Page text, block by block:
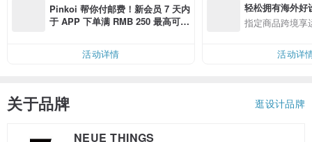
Pinkoi 帮你付邮费！新会员 7 天内
于 APP 下单满 RMB 250 最高可折
活动详情
轻松拥有海外好
指定商品跨境享
活动详
关于品牌 逛设计品牌
NEUE THINGS